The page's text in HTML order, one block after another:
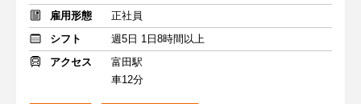
雇用形態
正社員
シフト
週5日 1日8時間以上
アクセス
富田駅
車12分